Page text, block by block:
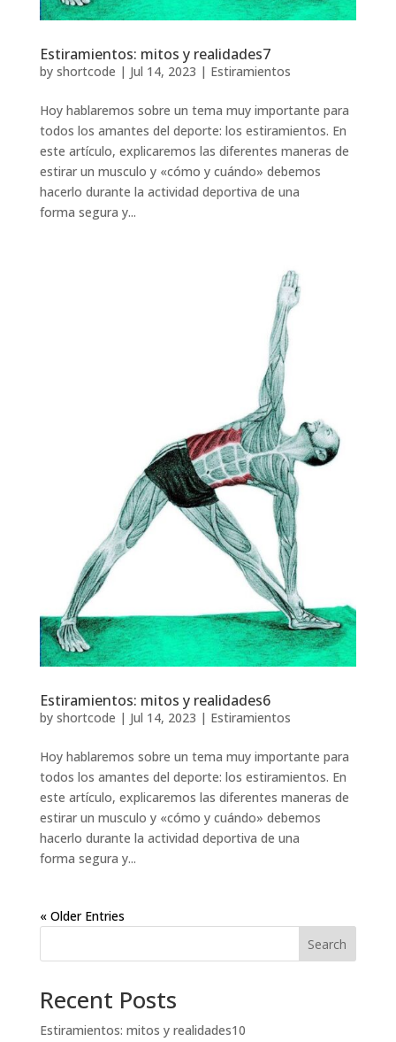
Estiramientos: mitos y realidades7
by shortcode | Jul 14, 2023 | Estiramientos
Hoy hablaremos sobre un tema muy importante para
todos los amantes del deporte: los estiramientos. En
este artículo, explicaremos las diferentes maneras de
estirar un musculo y «cómo y cuándo» debemos
hacerlo durante la actividad deportiva de una
forma segura y...
Estiramientos: mitos y realidades6
by shortcode | Jul 14, 2023 | Estiramientos
Hoy hablaremos sobre un tema muy importante para
todos los amantes del deporte: los estiramientos. En
este artículo, explicaremos las diferentes maneras de
estirar un musculo y «cómo y cuándo» debemos
hacerlo durante la actividad deportiva de una
forma segura y...
« Older Entries
Search
Recent Posts
Estiramientos: mitos y realidades10